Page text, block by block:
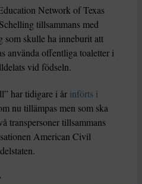
Network of Texas
tillsammans med
som skulle ha inneburit att
använda offentliga toaletter i
vid födseln.
har tidigare i år införts i
nu tillämpas men som ska
transpersoner tillsammans
American Civil